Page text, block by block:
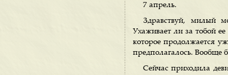
7 апрель.
Здравствуй, милый
Ухаживает ли за тобой
которое продолжается
предполагалось. Вообще
Сейчас приходила